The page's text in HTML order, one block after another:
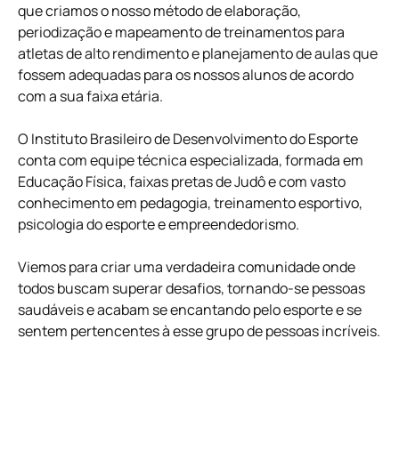
que criamos o nosso método de elaboração,
periodização e mapeamento de treinamentos para
atletas de alto rendimento e planejamento de aulas que
fossem adequadas para os nossos alunos de acordo
com a sua faixa etária.
O Instituto Brasileiro de Desenvolvimento do Esporte
conta com equipe técnica especializada, formada em
Educação Física, faixas pretas de Judô e com vasto
conhecimento em pedagogia, treinamento esportivo,
psicologia do esporte e empreendedorismo.
Viemos para criar uma verdadeira comunidade onde
todos buscam superar desafios, tornando-se pessoas
saudáveis e acabam se encantando pelo esporte e se
sentem pertencentes à esse grupo de pessoas incríveis.